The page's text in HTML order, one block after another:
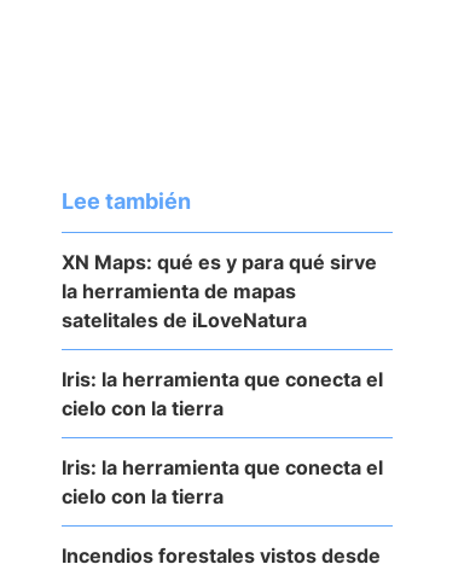
Lee también
XN Maps: qué es y para qué sirve
la herramienta de mapas
satelitales de iLoveNatura
Iris: la herramienta que conecta el
cielo con la tierra
Iris: la herramienta que conecta el
cielo con la tierra
Incendios forestales vistos desde